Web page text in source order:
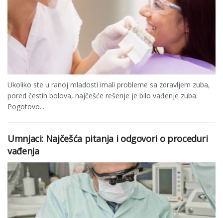
Ukoliko ste u ranoj mladosti imali probleme sa zdravljem zuba,
pored čestih bolova, najčešće rešenje je bilo vađenje zuba.
Pogotovo...
Umnjaci: Najčešća pitanja i odgovori o proceduri
vađenja